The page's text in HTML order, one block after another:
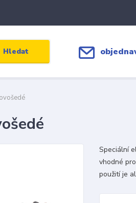
Hledat
Speciální
vhodné
použití je